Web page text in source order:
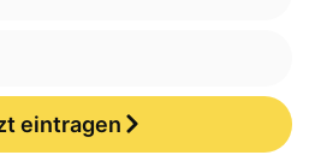
eintragen